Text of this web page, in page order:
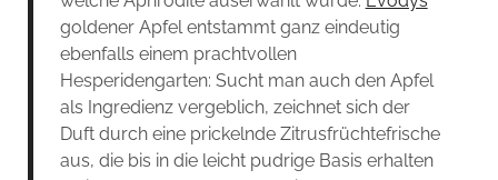
goldener Apfel entstammt ganz eindeutig
ebenfalls einem prachtvollen
Hesperidengarten: Sucht man auch den Apfel
als Ingredienz vergeblich, zeichnet sich der
Duft durch eine prickelnde Zitrusfrüchtefrische
aus, die bis in die leicht pudrige Basis erhalten